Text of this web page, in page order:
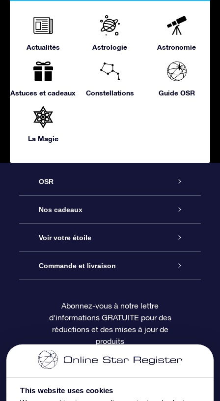
This website uses cookies
Actualités Astrologie Astronomie
Astuces et cadeaux Constellations Guide OSR
La Magie
OSR
Service
À propos de l’OSR
Nous contacter
Questions fréquemment posées
Revues
Nos cadeaux
Cadeau d’étoile en ligne
Coffret cadeau OSR
Carte cadeau OSR
Voir votre étoile
Registre des étoiles
Page d’accueil personnalisée
Commande et livraison
Informations de paiement
Informations d’expédition
Politique de retour
Abonnez-vous à notre lettre
d'informations GRATUITE pour des
réductions et des mises à jour de
produits